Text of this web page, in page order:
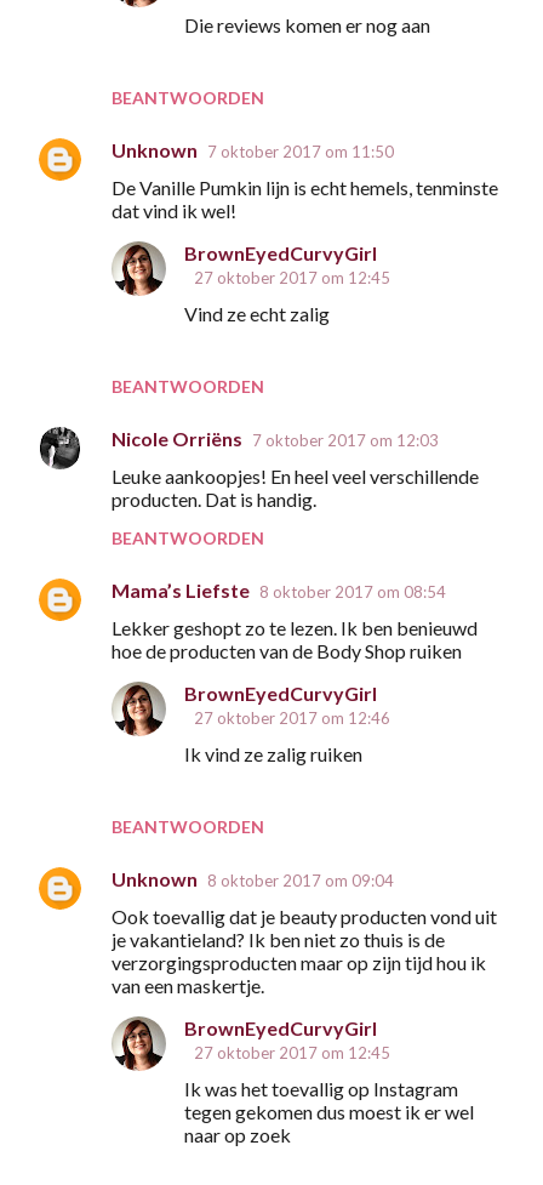
BEANTWOORDEN
Die reviews komen er nog aan
Unknown 7 oktober 2017 om 11:50
De Vanille Pumkin lijn is echt hemels, tenminste
dat vind ik wel!
BEANTWOORDEN
BrownEyedCurvyGirl
27 oktober 2017 om 12:45
Vind ze echt zalig
Nicole Orriëns 7 oktober 2017 om 12:03
Leuke aankoopjes! En heel veel verschillende
producten. Dat is handig.
BEANTWOORDEN
Mama’s Liefste 8 oktober 2017 om 08:54
Lekker geshopt zo te lezen. Ik ben benieuwd
hoe de producten van de Body Shop ruiken
BEANTWOORDEN
BrownEyedCurvyGirl
27 oktober 2017 om 12:46
Ik vind ze zalig ruiken
Unknown 8 oktober 2017 om 09:04
Ook toevallig dat je beauty producten vond uit
je vakantieland? Ik ben niet zo thuis is de
verzorgingsproducten maar op zijn tijd hou ik
van een maskertje.
BrownEyedCurvyGirl
27 oktober 2017 om 12:45
Ik was het toevallig op Instagram
tegen gekomen dus moest ik er wel
naar op zoek